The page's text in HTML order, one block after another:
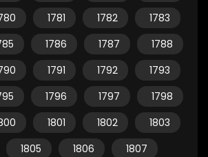
1781 1782
1783
1786 1787
1788
1791 1792
1793
1796 1797
1798
1801 1802
1803
1805 1806 1807